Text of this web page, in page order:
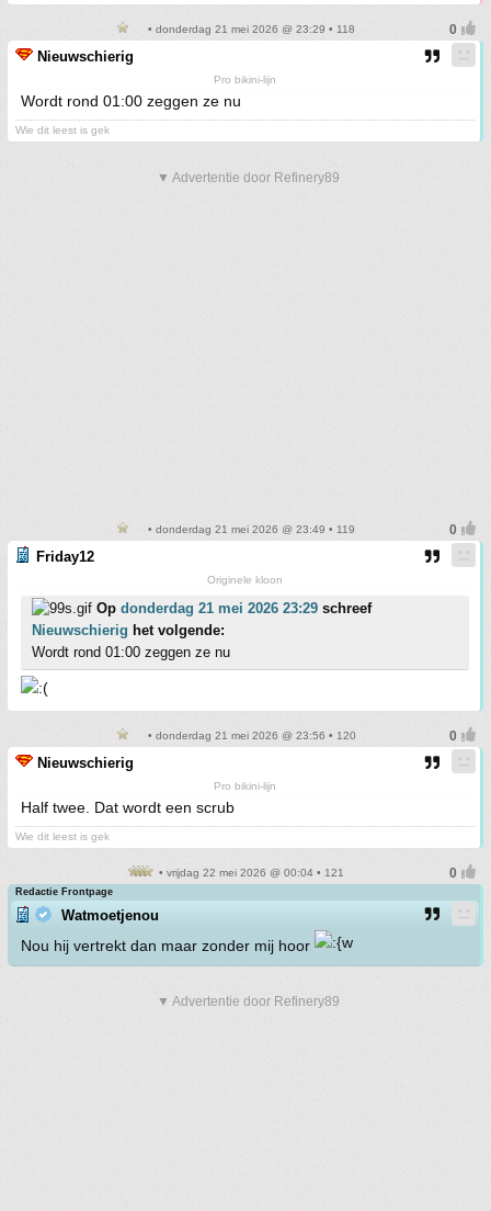
• donderdag 21 mei 2026 @ 23:29 • 118
Nieuwschierig
Pro bikini-lijn
Wordt rond 01:00 zeggen ze nu
Wie dit leest is gek
▼ Advertentie door Refinery89
• donderdag 21 mei 2026 @ 23:49 • 119
Friday12
Originele kloon
Op donderdag 21 mei 2026 23:29 schreef
Nieuwschierig het volgende:
Wordt rond 01:00 zeggen ze nu
• donderdag 21 mei 2026 @ 23:56 • 120
Nieuwschierig
Pro bikini-lijn
Half twee. Dat wordt een scrub
Wie dit leest is gek
• vrijdag 22 mei 2026 @ 00:04 • 121
Redactie Frontpage
Watmoetjenou
Nou hij vertrekt dan maar zonder mij hoor
▼ Advertentie door Refinery89